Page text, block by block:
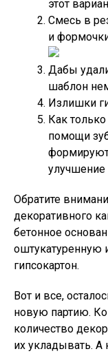
этот
Смесь в
и
Дабы
шаблон
Излишки
Как
помощи
улучшение
Обратите
декоративного
бетонное
оштукатуренную
гипсокартон.
Вот и все,
новую партию.
количество
их укладывать. А